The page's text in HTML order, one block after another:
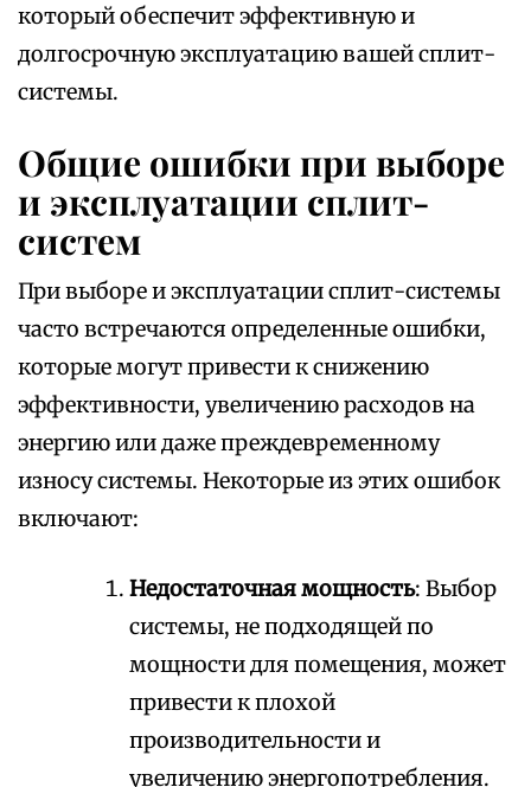
который обеспечит эффективную и
долгосрочную эксплуатацию вашей сплит-
системы.
Общие ошибки при выборе
и эксплуатации сплит-
систем
При выборе и эксплуатации сплит-системы
часто встречаются определенные ошибки,
которые могут привести к снижению
эффективности, увеличению расходов на
энергию или даже преждевременному
износу системы. Некоторые из этих ошибок
включают:
Недостаточная мощность: Выбор
системы, не подходящей по
мощности для помещения, может
привести к плохой
производительности и
увеличению энергопотребления.